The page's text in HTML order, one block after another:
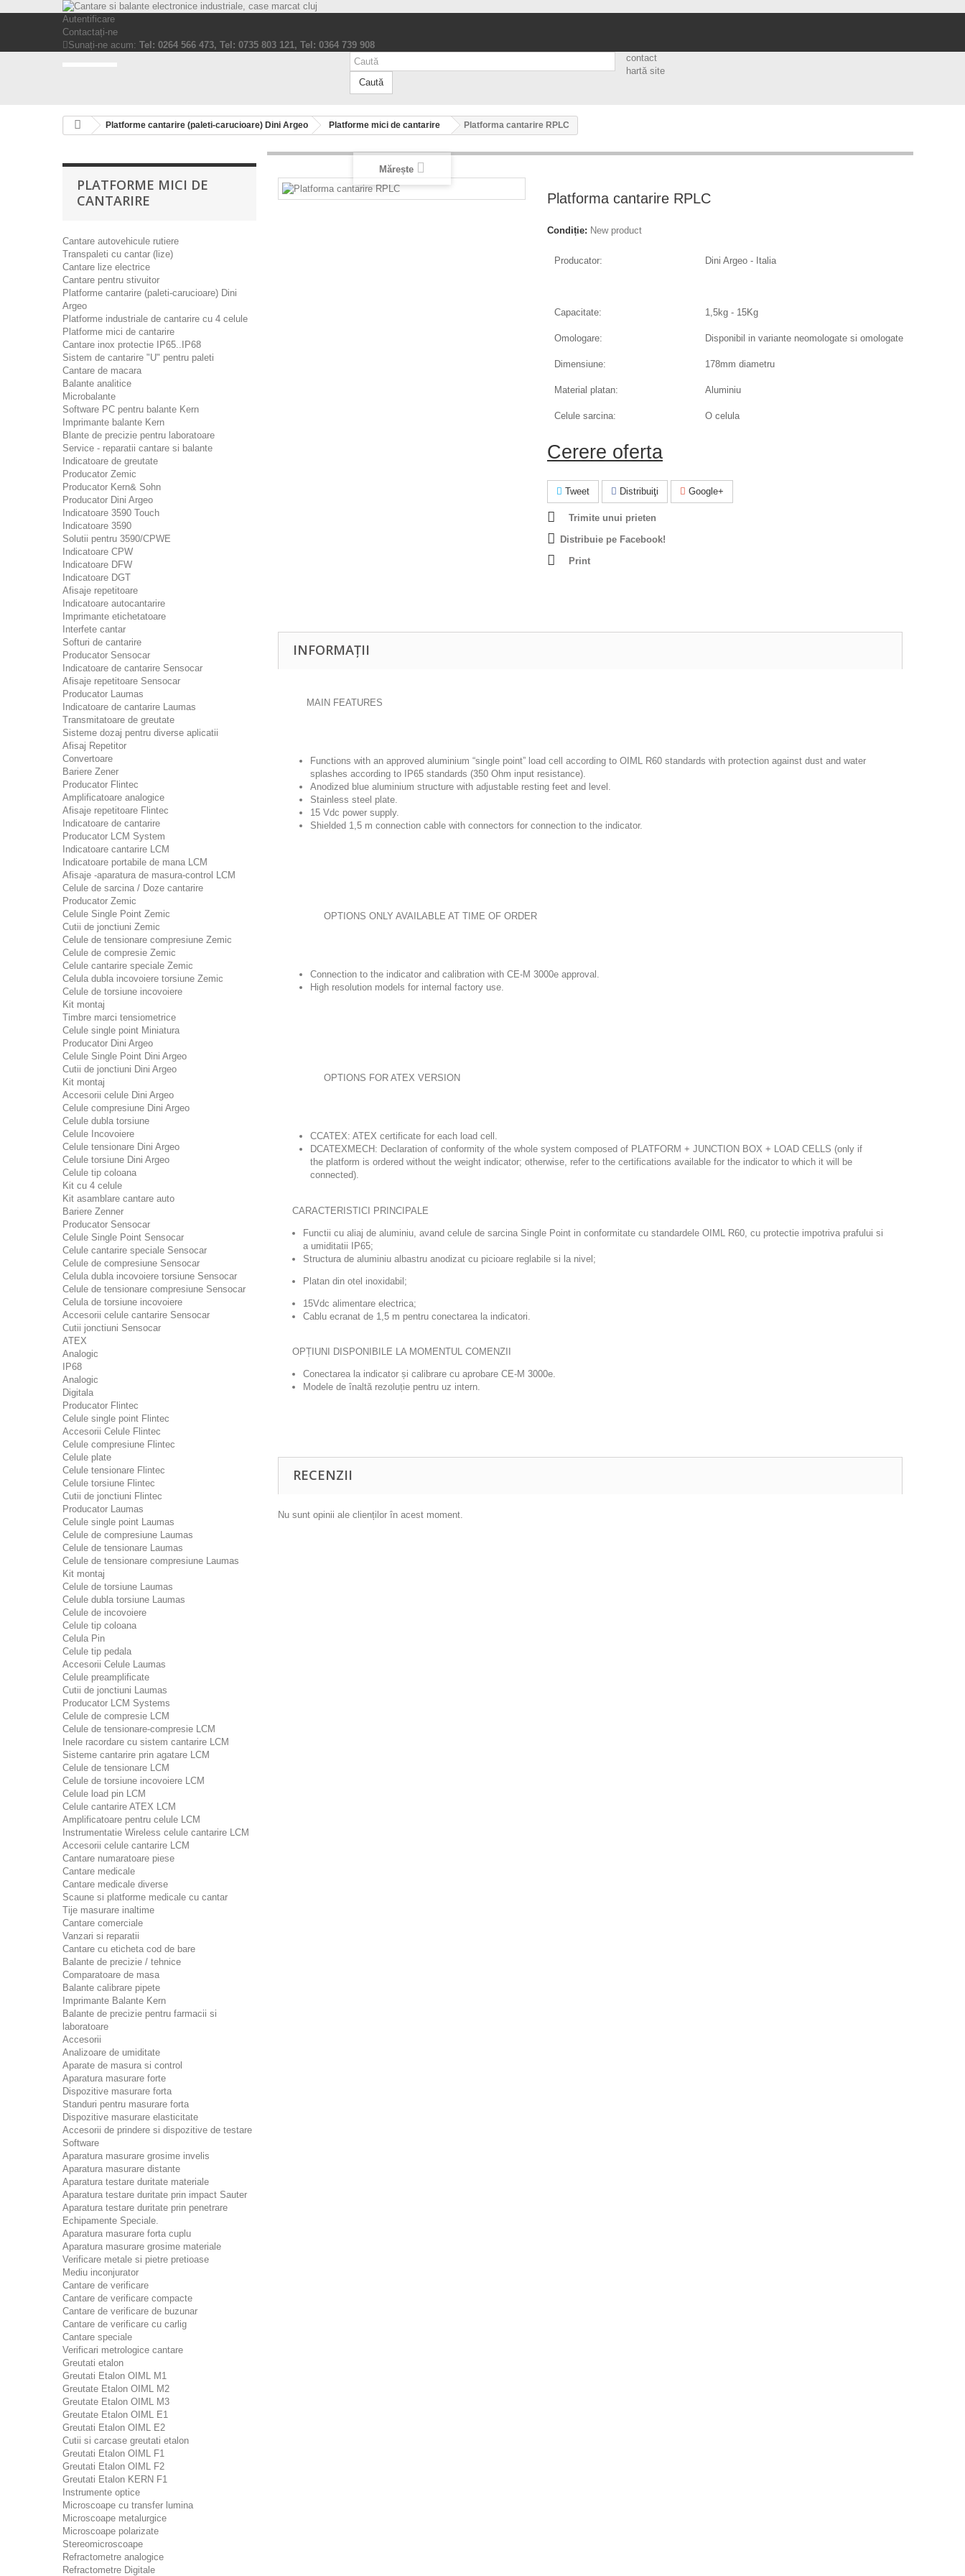
Autentificare
Contactați-ne
Sunați-ne acum: Tel: 0264 566 473, Tel: 0735 803 121, Tel: 0364 739 908
Caută
contact
hartă site
Platforme cantarire (paleti-carucioare) Dini Argeo Platforme mici de cantarire Platforma cantarire RPLC
PLATFORME MICI DE
CANTARIRE
Cantare autovehicule rutiere
Transpaleti cu cantar (lize)
Cantare lize electrice
Cantare pentru stivuitor
Platforme cantarire (paleti-carucioare) Dini
Argeo
Platforme industriale de cantarire cu 4 celule
Platforme mici de cantarire
Cantare inox protectie IP65..IP68
Sistem de cantarire "U" pentru paleti
Cantare de macara
Balante analitice
Microbalante
Software PC pentru balante Kern
Imprimante balante Kern
Blante de precizie pentru laboratoare
Service - reparatii cantare si balante
Indicatoare de greutate
Producator Zemic
Producator Kern& Sohn
Producator Dini Argeo
Indicatoare 3590 Touch
Indicatoare 3590
Solutii pentru 3590/CPWE
Indicatoare CPW
Indicatoare DFW
Indicatoare DGT
Afisaje repetitoare
Indicatoare autocantarire
Imprimante etichetatoare
Interfete cantar
Softuri de cantarire
Producator Sensocar
Indicatoare de cantarire Sensocar
Afisaje repetitoare Sensocar
Producator Laumas
Indicatoare de cantarire Laumas
Transmitatoare de greutate
Sisteme dozaj pentru diverse aplicatii
Afisaj Repetitor
Convertoare
Bariere Zener
Producator Flintec
Amplificatoare analogice
Afisaje repetitoare Flintec
Indicatoare de cantarire
Producator LCM System
Indicatoare cantarire LCM
Indicatoare portabile de mana LCM
Afisaje -aparatura de masura-control LCM
Celule de sarcina / Doze cantarire
Producator Zemic
Celule Single Point Zemic
Cutii de jonctiuni Zemic
Celule de tensionare compresiune Zemic
Celule de compresie Zemic
Celule cantarire speciale Zemic
Celula dubla incovoiere torsiune Zemic
Celule de torsiune incovoiere
Kit montaj
Timbre marci tensiometrice
Celule single point Miniatura
Producator Dini Argeo
Celule Single Point Dini Argeo
Cutii de jonctiuni Dini Argeo
Kit montaj
Accesorii celule Dini Argeo
Celule compresiune Dini Argeo
Celule dubla torsiune
Celule Incovoiere
Celule tensionare Dini Argeo
Celule torsiune Dini Argeo
Celule tip coloana
Kit cu 4 celule
Kit asamblare cantare auto
Bariere Zenner
Producator Sensocar
Celule Single Point Sensocar
Celule cantarire speciale Sensocar
Celule de compresiune Sensocar
Celula dubla incovoiere torsiune Sensocar
Celule de tensionare compresiune Sensocar
Celula de torsiune incovoiere
Accesorii celule cantarire Sensocar
Cutii jonctiuni Sensocar
ATEX
Analogic
IP68
Analogic
Digitala
Producator Flintec
Celule single point Flintec
Accesorii Celule Flintec
Celule compresiune Flintec
Celule plate
Celule tensionare Flintec
Celule torsiune Flintec
Cutii de jonctiuni Flintec
Producator Laumas
Celule single point Laumas
Celule de compresiune Laumas
Celule de tensionare Laumas
Celule de tensionare compresiune Laumas
Kit montaj
Celule de torsiune Laumas
Celule dubla torsiune Laumas
Celule de incovoiere
Celule tip coloana
Celula Pin
Celule tip pedala
Accesorii Celule Laumas
Celule preamplificate
Cutii de jonctiuni Laumas
Producator LCM Systems
Celule de compresie LCM
Celule de tensionare-compresie LCM
Inele racordare cu sistem cantarire LCM
Sisteme cantarire prin agatare LCM
Celule de tensionare LCM
Celule de torsiune incovoiere LCM
Celule load pin LCM
Celule cantarire ATEX LCM
Amplificatoare pentru celule LCM
Instrumentatie Wireless celule cantarire LCM
Accesorii celule cantarire LCM
Cantare numaratoare piese
Cantare medicale
Cantare medicale diverse
Scaune si platforme medicale cu cantar
Tije masurare inaltime
Cantare comerciale
Vanzari si reparatii
Cantare cu eticheta cod de bare
Balante de precizie / tehnice
Comparatoare de masa
Balante calibrare pipete
Imprimante Balante Kern
Balante de precizie pentru farmacii si
laboratoare
Accesorii
Analizoare de umiditate
Aparate de masura si control
Aparatura masurare forte
Dispozitive masurare forta
Standuri pentru masurare forta
Dispozitive masurare elasticitate
Accesorii de prindere si dispozitive de testare
Software
Aparatura masurare grosime invelis
Aparatura masurare distante
Aparatura testare duritate materiale
Aparatura testare duritate prin impact Sauter
Aparatura testare duritate prin penetrare
Echipamente Speciale.
Aparatura masurare forta cuplu
Aparatura masurare grosime materiale
Verificare metale si pietre pretioase
Mediu inconjurator
Cantare de verificare
Cantare de verificare compacte
Cantare de verificare de buzunar
Cantare de verificare cu carlig
Cantare speciale
Verificari metrologice cantare
Greutati etalon
Greutati Etalon OIML M1
Greutate Etalon OIML M2
Greutate Etalon OIML M3
Greutate Etalon OIML E1
Greutati Etalon OIML E2
Cutii si carcase greutati etalon
Greutati Etalon OIML F1
Greutati Etalon OIML F2
Greutati Etalon KERN F1
Instrumente optice
Microscoape cu transfer lumina
Microscoape metalurgice
Microscoape polarizate
Stereomicroscoape
Refractometre analogice
Refractometre Digitale
Mărește
Platforma cantarire RPLC
Condiție: New product
Producator: Dini Argeo - Italia
Capacitate: 1,5kg - 15Kg
Omologare: Disponibil in variante neomologate si omologate
Dimensiune: 178mm diametru
Material platan: Aluminiu
Celule sarcina: O celula
Cerere oferta
Tweet Distribuiţi Google+
Trimite unui prieten
Distribuie pe Facebook!
Print
INFORMAȚII
MAIN FEATURES
Functions with an approved aluminium “single point” load cell according to OIML R60 standards with protection against dust and water
splashes according to IP65 standards (350 Ohm input resistance).
Anodized blue aluminium structure with adjustable resting feet and level.
Stainless steel plate.
15 Vdc power supply.
Shielded 1,5 m connection cable with connectors for connection to the indicator.
OPTIONS ONLY AVAILABLE AT TIME OF ORDER
Connection to the indicator and calibration with CE-M 3000e approval.
High resolution models for internal factory use.
OPTIONS FOR ATEX VERSION
CCATEX: ATEX certificate for each load cell.
DCATEXMECH: Declaration of conformity of the whole system composed of PLATFORM + JUNCTION BOX + LOAD CELLS (only if
the platform is ordered without the weight indicator; otherwise, refer to the certifications available for the indicator to which it will be
connected).
CARACTERISTICI PRINCIPALE
Functii cu aliaj de aluminiu, avand celule de sarcina Single Point in conformitate cu standardele OIML R60, cu protectie impotriva prafului si
a umiditatii IP65;
Structura de aluminiu albastru anodizat cu picioare reglabile si la nivel;
Platan din otel inoxidabil;
15Vdc alimentare electrica;
Cablu ecranat de 1,5 m pentru conectarea la indicatori.
OPȚIUNI DISPONIBILE LA MOMENTUL COMENZII
Conectarea la indicator și calibrare cu aprobare CE-M 3000e.
Modele de înaltă rezoluție pentru uz intern.
RECENZII
Nu sunt opinii ale clienților în acest moment.